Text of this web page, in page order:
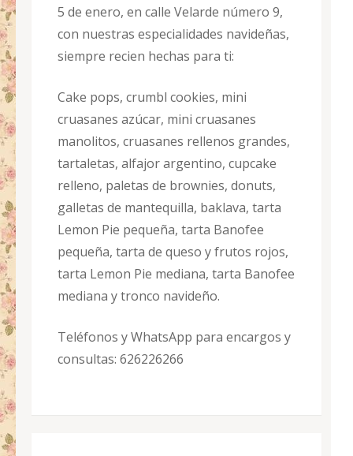
5 de enero, en calle Velarde número 9,
con nuestras especialidades navideñas,
siempre recien hechas para ti:
Cake pops, crumbl cookies, mini
cruasanes azúcar, mini cruasanes
manolitos, cruasanes rellenos grandes,
tartaletas, alfajor argentino, cupcake
relleno, paletas de brownies, donuts,
galletas de mantequilla, baklava, tarta
Lemon Pie pequeña, tarta Banofee
pequeña, tarta de queso y frutos rojos,
tarta Lemon Pie mediana, tarta Banofee
mediana y tronco navideño.
Teléfonos y WhatsApp para encargos y
consultas: 626226266